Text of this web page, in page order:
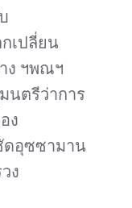
เปลี่ยน
ง ฯพณฯ
นตรีว่าการ
ง
ดอุซซามาน
ง